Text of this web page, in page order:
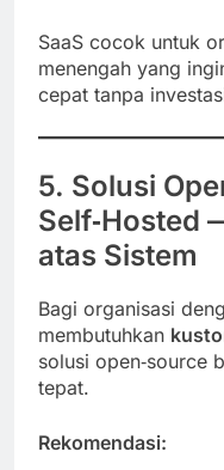
SaaS cocok untuk
menengah yang
cepat tanpa
5. Solusi
Self‑Hosted
atas Sistem
Bagi organisasi
membutuhkan
solusi open‑source
tepat.
Rekomendasi: